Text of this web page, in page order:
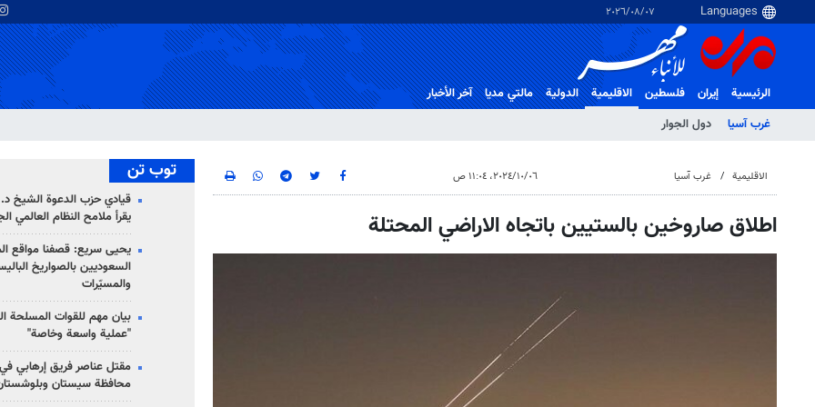
٠٧‏/٠٨‏/٢٠٢٦
الرئيسية إيران فلسطین
الاقلیمیة
غرب آسیا
دول الجوار
الدولية مالتي مدیا آخر الأخبار
الاقلیمیة غرب آسیا ٠٦‏/١٠‏/٢٠٢٤، ١١:٠٤ ص
اطلاق صاروخين بالستيين باتجاه الاراضي المحتلة
توب تن
قيادي حزب الدعوة الشيخ
يقرأ ملامح النظام العالمي
يحيى سريع: قصفنا مواقع
السعوديين بالصواريخ
والمسيّرات
بيان مهم للقوات المسلحة
"عملية واسعة وخاصة"
مقتل عناصر فريق إرهابي
محافظة سيستان